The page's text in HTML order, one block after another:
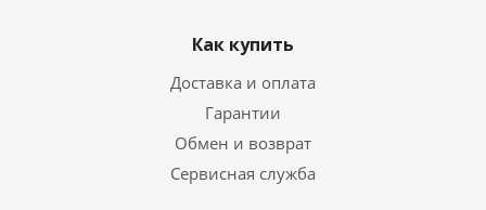
Как купить
Доставка и оплата
Гарантии
Обмен и возврат
Сервисная служба